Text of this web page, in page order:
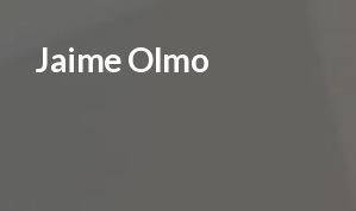
Jaime Olmo